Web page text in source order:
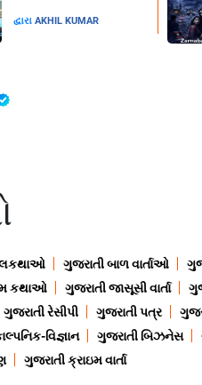
દ્વારા AKHIL KUMAR
ગુજરાતી બાળ વાર્તાઓ
કથાઓ ગુજરાતી જાસૂસી વાર્તા
ગુજરાતી રેસીપી ગુજરાતી પત્ર
વિજ્ઞાન ગુજરાતી બિઝનેસ
ગુજરાતી ક્રાઇમ વાર્તા